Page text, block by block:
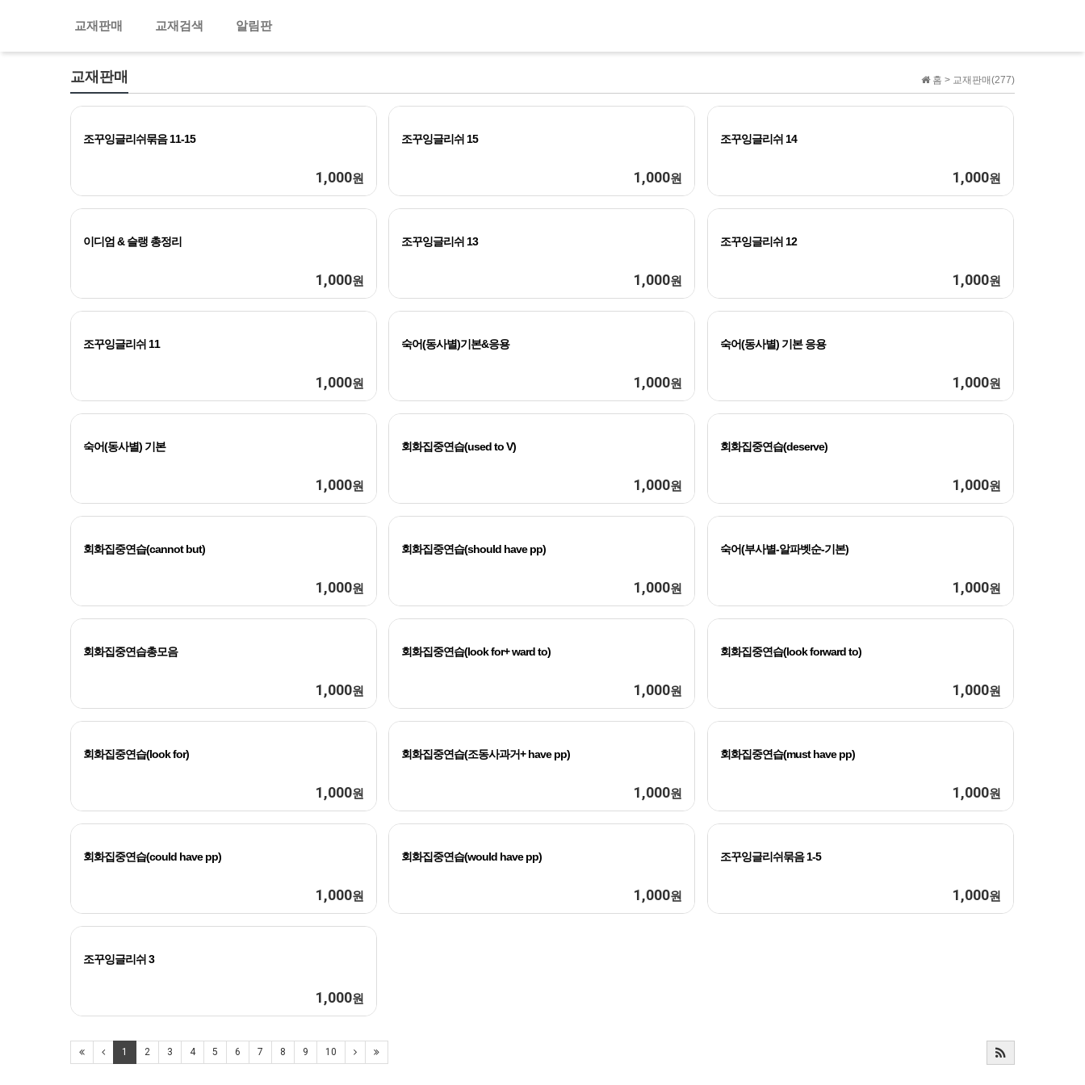
교재판매 교재검색 알림판
홈 > 교재판매(277)
교재판매
조꾸잉글리쉬묶음 11-15
1,000원
조꾸잉글리쉬 15
1,000원
조꾸잉글리쉬 14
1,000원
이디엄 & 슬랭 총정리
1,000원
조꾸잉글리쉬 13
1,000원
조꾸잉글리쉬 12
1,000원
조꾸잉글리쉬 11
1,000원
숙어(동사별)기본&응용
1,000원
숙어(동사별) 기본 응용
1,000원
숙어(동사별) 기본
1,000원
회화집중연습(used to V)
1,000원
회화집중연습(deserve)
1,000원
회화집중연습(cannot but)
1,000원
회화집중연습(should have pp)
1,000원
숙어(부사별-알파벳순-기본)
1,000원
회화집중연습총모음
1,000원
회화집중연습(look for+ ward to)
1,000원
회화집중연습(look forward to)
1,000원
회화집중연습(look for)
1,000원
회화집중연습(조동사과거+ have pp)
1,000원
회화집중연습(must have pp)
1,000원
회화집중연습(could have pp)
1,000원
회화집중연습(would have pp)
1,000원
조꾸잉글리쉬묶음 1-5
1,000원
조꾸잉글리쉬 3
1,000원
1 2 3 4 5 6 7 8 9 10